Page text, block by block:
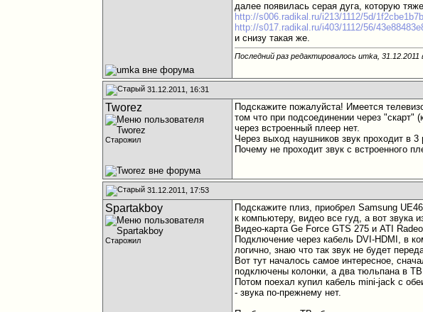
далее появилась серая дуга, которую
http://s006.radikal.ru/i213/1112/5d/
http://s017.radikal.ru/i403/1112/56/
и снизу такая же.
Последний раз редактировалось umka, 31.12.2011
31.12.2011, 16:31
Tworez
Старожил
Подскажите пожалуйста! Имеется
том что при подсоединении через
через встроенный плеер нет.
Через выход наушников звук проходит в 3
Почему не проходит звук с встроенного
31.12.2011, 17:53
Spartakboy
Старожил
Подскажите плиз, приобрел Samsung
к компьютеру, видео все гуд, а вот звука
Видео-карта Ge Force GTS 275 и ATI
Подключение через кабель DVI-HDMI, в
логично, знаю что так звук не будет
Вот тут началось самое интересное,
подключены колонки, а два тюльпана в ТВ
Потом поехал купил кабель mini-jack с
- звука по-прежнему нет.